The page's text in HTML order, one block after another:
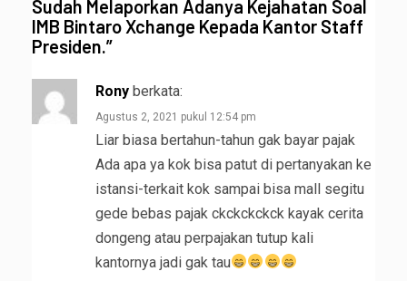
Sudah Melaporkan Adanya Kejahatan Soal
IMB Bintaro Xchange Kepada Kantor Staff
Presiden.”
Rony berkata:
Agustus 2, 2021 pukul 12:54 pm
Liar biasa bertahun-tahun gak bayar pajak
Ada apa ya kok bisa patut di pertanyakan ke
istansi-terkait kok sampai bisa mall segitu
gede bebas pajak ckckckckck kayak cerita
dongeng atau perpajakan tutup kali
kantornya jadi gak tau